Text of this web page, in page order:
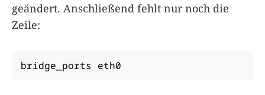
geändert. Anschließend fehlt nur noch die
Zeile:
bridge_ports eth0